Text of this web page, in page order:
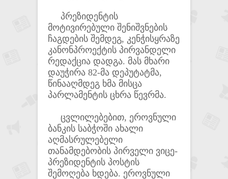
პრეზიდენტის
მოტივირებული შენიშვნების
ჩაგდების შემდეგ, კენჭისყრაზე
კანონპროექტის პირვანდელი
რედაქცია დადგა. მას მხარი
დაუჭირა 82-მა დეპუტატმა,
წინააღმდეგ ხმა მისცა
პარლამენტის ცხრა წევრმა.
ცვლილებებით, ეროვნული
ბანკის საბჭოში ახალი
აღმასრულებელი
თანამდებობის პირველი ვიცე-
პრეზიდენტის პოსტის
შემოღება ხდება. ეროვნული